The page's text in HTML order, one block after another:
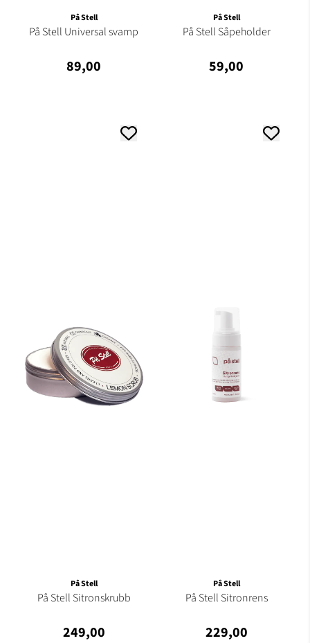
På Stell
På Stell Universal svamp
89,00
På Stell
På Stell Såpeholder
59,00
På Stell
På Stell Sitronskrubb
249,00
På Stell
På Stell Sitronrens
229,00